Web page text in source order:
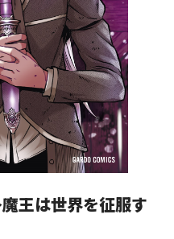
ベルス
ルド
王は世界を征服す